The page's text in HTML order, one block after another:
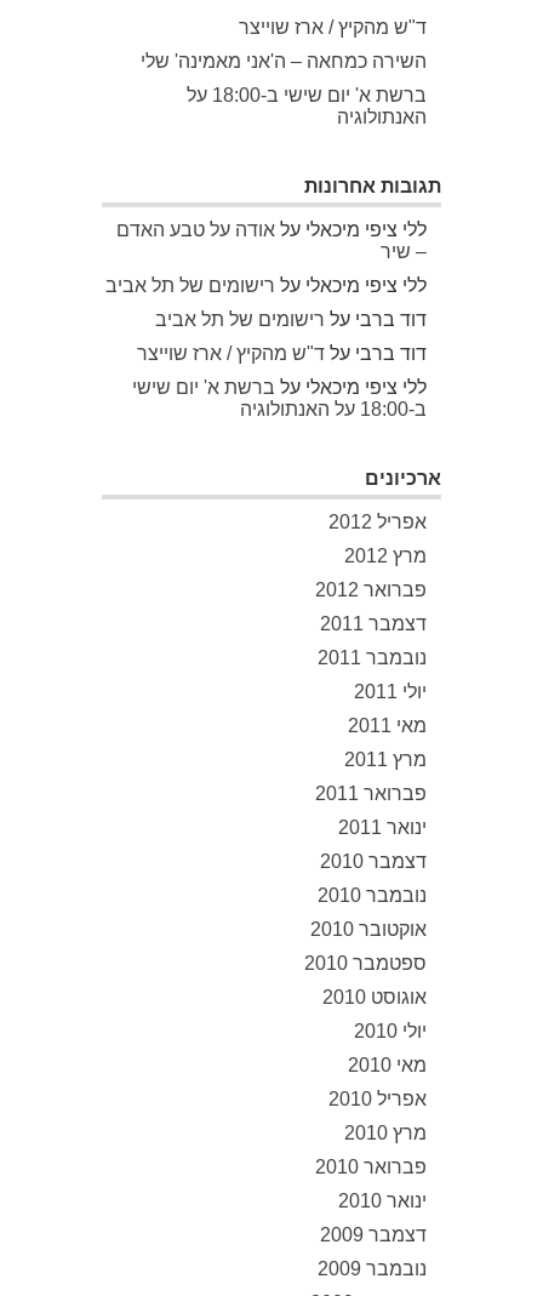
ד"ש מהקיץ / ארז שוייצר
השירה כמחאה – ה'אני מאמינה' שלי
ברשת א' יום שישי ב-18:00 על
האנתולוגיה
תגובות אחרונות
ללי ציפי מיכאלי על אודה על טבע האדם
– שיר
ללי ציפי מיכאלי על רישומים של תל אביב
דוד ברבי על רישומים של תל אביב
דוד ברבי על ד"ש מהקיץ / ארז שוייצר
ללי ציפי מיכאלי על ברשת א' יום שישי
ב-18:00 על האנתולוגיה
ארכיונים
אפריל 2012
מרץ 2012
פברואר 2012
דצמבר 2011
נובמבר 2011
יולי 2011
מאי 2011
מרץ 2011
פברואר 2011
ינואר 2011
דצמבר 2010
נובמבר 2010
אוקטובר 2010
ספטמבר 2010
אוגוסט 2010
יולי 2010
מאי 2010
אפריל 2010
מרץ 2010
פברואר 2010
ינואר 2010
דצמבר 2009
נובמבר 2009